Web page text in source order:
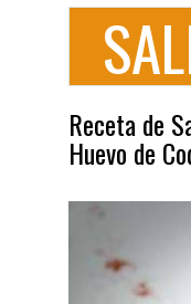
Receta de
Huevo de